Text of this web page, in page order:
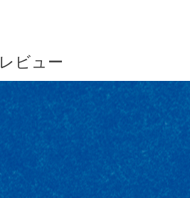
レビュー